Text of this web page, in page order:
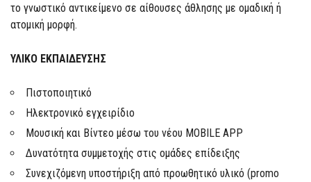
το γνωστικό αντικείμενο σε αίθουσες άθλησης με ομαδική ή
ατομική μορφή.
ΥΛΙΚΟ ΕΚΠΑΙΔΕΥΣΗΣ
Πιστοποιητικό
Ηλεκτρονικό εγχειρίδιο
Μουσική και Βίντεο μέσω του νέου MOBILE APP
Δυνατότητα συμμετοχής στις ομάδες επίδειξης
Συνεχιζόμενη υποστήριξη από προωθητικό υλικό (promo